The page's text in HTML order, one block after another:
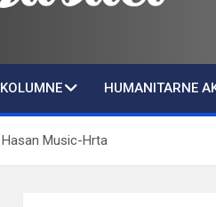
KOLUMNE HUMANITARNE
Hasan Music-Hrta